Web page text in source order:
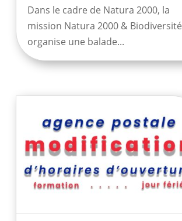
Dans le cadre de Natura 2000, la
mission Natura 2000 & Biodiversité
organise une balade...